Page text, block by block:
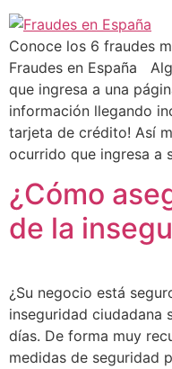
Conoce los 6 fraudes
Fraudes en España
que ingresa a una
información llegando
tarjeta de crédito! Así
ocurrido que ingresa a
¿Cómo
de la
¿Su negocio está
inseguridad ciudadana
días. De forma muy
medidas de seguridad